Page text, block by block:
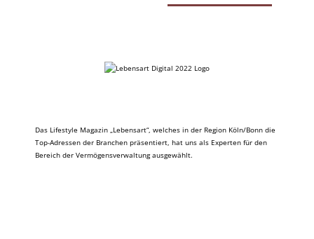
Das Lifestyle Magazin „Lebensart“, welches in der Region Köln/Bonn die
Top-Adressen der Branchen präsentiert, hat uns als Experten für den
Bereich der Vermögensverwaltung ausgewählt.